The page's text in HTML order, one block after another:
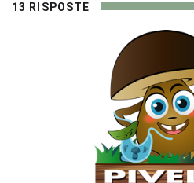
13 RISPOSTE